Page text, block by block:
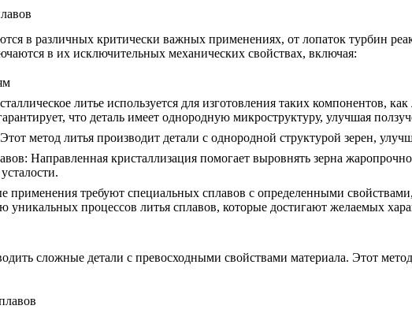
в различных критически важных применениях, от лопаток турбин
в их исключительных механических свойствах, включая:
литье используется для изготовления таких компонентов,
что деталь имеет однородную микроструктуру, улучшая
Этот метод литья производит детали с однородной структурой зерен,
: Направленная кристаллизация помогает выровнять зерна
применения требуют специальных сплавов с определенными
уникальных процессов литья сплавов, которые достигают желаемых
сложные детали с превосходными свойствами материала. Этот